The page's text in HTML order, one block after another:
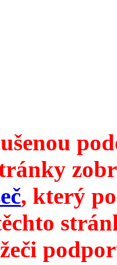
, který